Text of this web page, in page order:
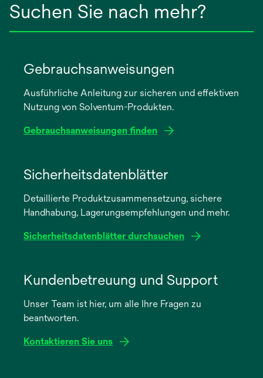
Suchen Sie nach mehr?
Gebrauchsanweisungen
Ausführliche Anleitung zur sicheren und effektiven
Nutzung von Solventum-Produkten.
Gebrauchsanweisungen finden
neuen
Registerkarte
Sicherheitsdatenblätter
Detaillierte Produktzusammensetzung, sichere
Handhabung, Lagerungsempfehlungen und mehr.
Sicherheitsdatenblätter durchsuchen
neuen
Registerkarte
Kundenbetreuung und Support
Unser Team ist hier, um alle Ihre Fragen zu
beantworten.
Kontaktieren Sie uns